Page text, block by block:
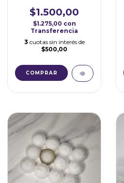
$1.500,00
$1.275,00 con
Transferencia
3 cuotas sin interés de
$500,00
COMPRAR